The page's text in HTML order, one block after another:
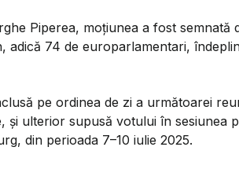
Piperea, moțiunea a fost semnată
adică 74 de europarlamentari,
pe ordinea de zi a următoarei
și ulterior supusă votului în sesiunea
din perioada 7–10 iulie 2025.